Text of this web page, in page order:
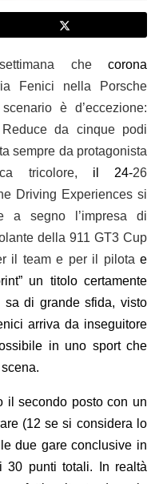
che corona
Fenici nella Porsche
è d’eccezione:
da cinque podi
sempre da protagonista
tricolore, il 24-26
Driving Experiences si
a segno l’impresa di
della 911 GT3 Cup
il team e per il pilota e
un titolocertamente
sa di grande sfida,visto
arriva da inseguitore
in uno sport che
.
il secondo postocon un
(12 se si considera lo
due gare conclusive in
30 punti totali. In realtà